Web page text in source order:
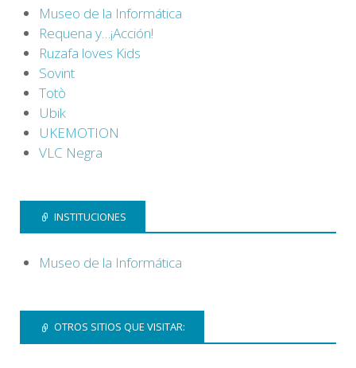
Museo de la Informática
Requena y…¡Acción!
Ruzafa loves Kids
Sovint
Totò
Ubik
UKEMOTION
VLC Negra
INSTITUCIONES
Museo de la Informática
OTROS SITIOS QUE VISITAR: